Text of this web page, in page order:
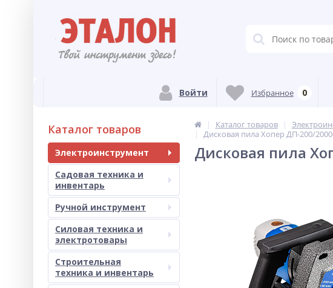
Войти Избранное 0
Каталог товаров
Электроинструмент
Садовая техника и
инвентарь
Ручной инструмент
Силовая техника и
электротовары
Строительная
техника и инвентарь
Каталог товаров
Дисковая пила Хопер ДП-200/
Дисковая пила